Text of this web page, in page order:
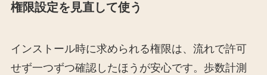
権限設定を見直して使う
インストール時に求められる権限は、流れで許可
せず一つずつ確認したほうが安心です。歩数計測